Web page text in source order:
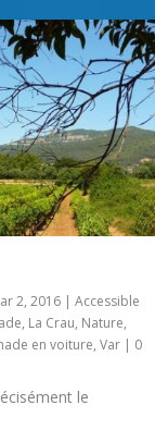
2, 2016 |Accessible
, La Crau, Nature,
en voiture,Var | 0
le